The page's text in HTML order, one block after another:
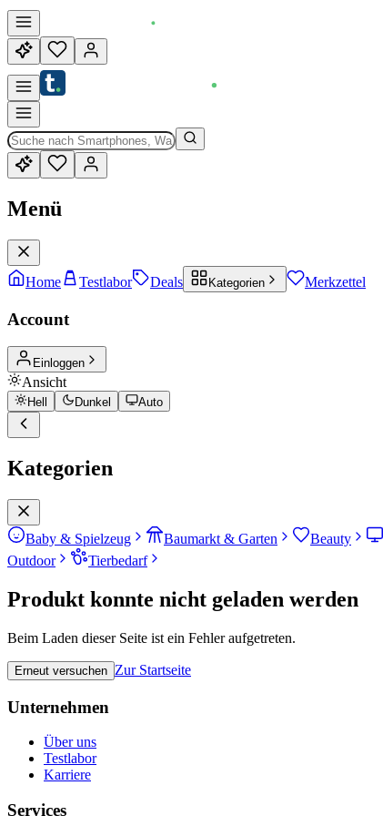
Menü
Home Testlabor Deals Kategorien Merkzettel
Account
Einloggen
Ansicht
Hell Dunkel Auto
Kategorien
Baby & Spielzeug Baumarkt & Garten Beauty
Outdoor
Tierbedarf
Produkt konnte nicht geladen werden
Beim Laden dieser Seite ist ein Fehler aufgetreten.
Erneut versuchen Zur Startseite
Unternehmen
Über uns
Testlabor
Karriere
Services